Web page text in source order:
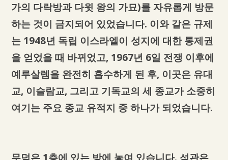
가의 다락방과 다윗 왕의 가묘)를 자유롭게 방문
하는 것이 금지되어 있었습니다. 이와 같은 규제
는 1948년 독립 이스라엘이 성지에 대한 통제권
을 얻었을 때 바뀌었고, 1967년 6일 전쟁 이후에
예루살렘을 완전히 흡수하게 된 후, 이곳은 유대
교, 이슬람교, 그리고 기독교의 세 종교가 소중히
여기는 주요 종교 유적지 중 하나가 되었습니다.
무덤은 1층에 있는 방에 놓여 있습니다. 석관은